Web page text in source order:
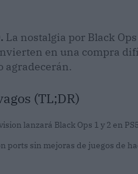
La nostalgia por Black
en una compra
agradecerán.
(TL;DR)
lanzará Black Ops 1 y 2 en
ports sin mejoras de juegos de